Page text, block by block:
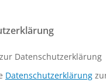
Datenschutzerklärung
Datenschutzerklärung